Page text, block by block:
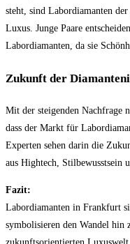
steht, sind Labordiamanten
Luxus. Junge Paare
Labordiamanten, da sie
Zukunft der
Mit der steigenden Nachfrage
dass der Markt für
Experten sehen darin die
aus Hightech, Stilbewusstsein
Fazit:
Labordiamanten in Frankfurt
symbolisieren den Wandel hin